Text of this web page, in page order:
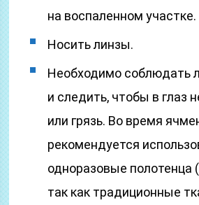
на воспаленном участке.
Носить линзы.
Необходимо соблюдать
и следить, чтобы в глаз
или грязь. Во время
рекомендуется
одноразовые полотенца
так как традиционные